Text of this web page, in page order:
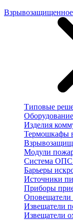
Типовые
Изделия
Термошкафы
Модули
Система ОПС
Барьеры
Источники
Приборы
Извещатели
Извещатели